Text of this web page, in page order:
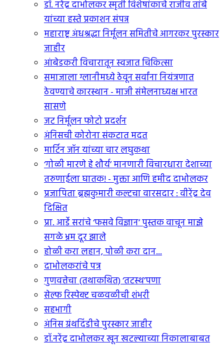
डॉ. नरेंद्र दाभोलकर स्मृती विशेषांकाचे राजीव तांबे
यांच्या हस्ते प्रकाशन संपन्न
महाराष्ट्र अंधश्रद्धा निर्मूलन समितीचे आगरकर पुरस्कार
जाहीर
आंबेडकरी विचारातून स्वजात चिकित्सा
समाजाला ग्लानीमध्ये ठेवून सर्वांना नियंत्रणात
ठेवण्याचे कारस्थान - माजी संमेलनाध्यक्ष भारत
सासणे
जट निर्मूलन फोटो प्रदर्शन
अंनिसची कोरोना संकटात मदत
मार्टिन जॉन यांच्या चार लघुकथा
‘गोळी मारणे हे शौर्य’ मानणारी विचारधारा देशाच्या
तरुणाईला घातक! - मुक्ता आणि हमीद दाभोलकर
प्रजापिता ब्रह्मकुमारी कल्टचा वारसदार : वीरेंद्र देव
दिक्षित
प्रा. आर्डे सरांचे ‘फसवे विज्ञान’ पुस्तक वाचून माझे
सगळे भ्रम दूर झाले
होळी करा लहान, पोळी करा दान...
दाभोलकरांचे पत्र
गुणवत्तेचा (तथाकथित) ‘तटस्थ’पणा
सेल्फ रिस्पेक्ट चळवळीची शंभरी
सहभागी
अंनिस ग्रंथदिंडीचे पुरस्कार जाहीर
डॉ.नरेंद्र दाभोलकर खून खटल्याच्या निकालाबाबत